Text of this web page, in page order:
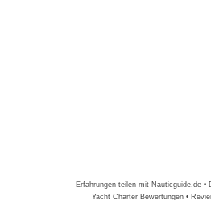
Erfahrungen teilen mit Nauticguide.de
Yacht Charter Bewertungen •